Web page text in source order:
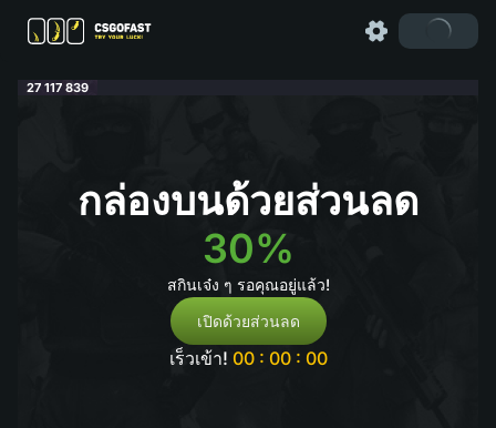
27 117 839
กล่องบนด้วยส่วนลด
30%
สกินเจ๋ง ๆ รอคุณอยู่แล้ว!
เปิดด้วยส่วนลด
เร็วเข้า! 00 : 00 : 00